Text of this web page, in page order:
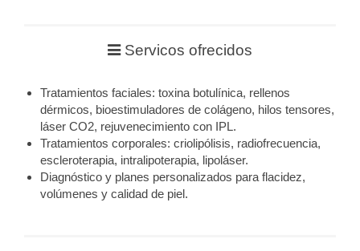
Servicos ofrecidos
Tratamientos faciales: toxina botulínica, rellenos
dérmicos, bioestimuladores de colágeno, hilos tensores,
láser CO2, rejuvenecimiento con IPL.
Tratamientos corporales: criolipólisis, radiofrecuencia,
escleroterapia, intralipoterapia, lipoláser.
Diagnóstico y planes personalizados para flacidez,
volúmenes y calidad de piel.